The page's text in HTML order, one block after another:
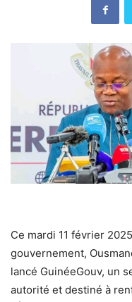
Ce mardi 11 février
gouvernement,
lancé GuinéeGouv, un
autorité et destiné à